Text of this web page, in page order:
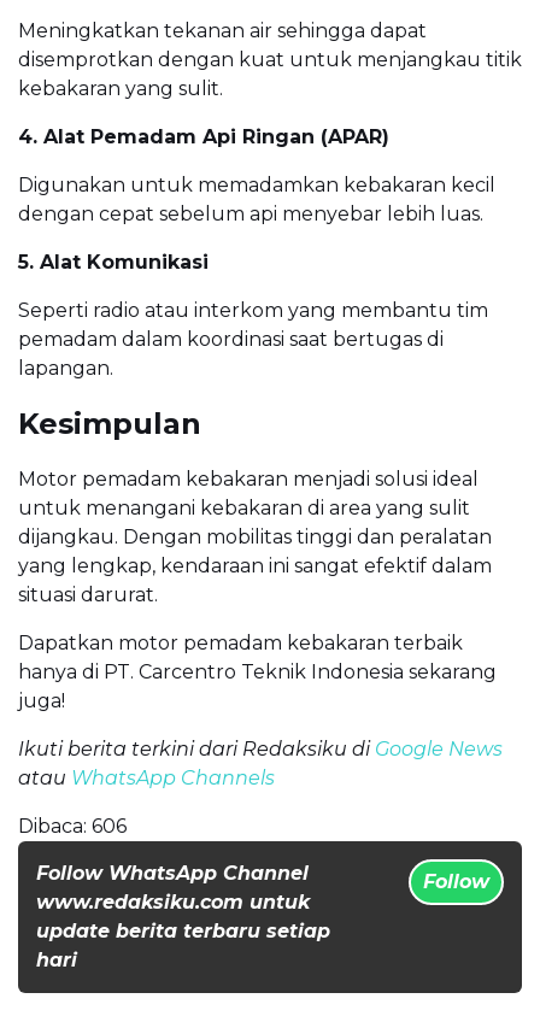
Meningkatkan tekanan air sehingga dapat
disemprotkan dengan kuat untuk menjangkau titik
kebakaran yang sulit.
4. Alat Pemadam Api Ringan (APAR)
Digunakan untuk memadamkan kebakaran kecil
dengan cepat sebelum api menyebar lebih luas.
5. Alat Komunikasi
Seperti radio atau interkom yang membantu tim
pemadam dalam koordinasi saat bertugas di
lapangan.
Kesimpulan
Motor pemadam kebakaran menjadi solusi ideal
untuk menangani kebakaran di area yang sulit
dijangkau. Dengan mobilitas tinggi dan peralatan
yang lengkap, kendaraan ini sangat efektif dalam
situasi darurat.
Dapatkan motor pemadam kebakaran terbaik
hanya di PT. Carcentro Teknik Indonesia sekarang
juga!
Ikuti berita terkini dari Redaksiku di Google News
atau WhatsApp Channels
Dibaca: 606
Follow WhatsApp Channel
www.redaksiku.com untuk
update berita terbaru setiap
hari
Follow